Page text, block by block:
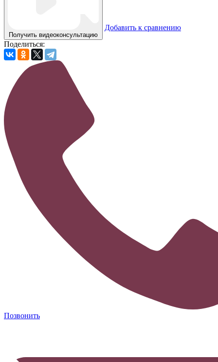
Получить видеоконсультацию
Добавить к сравнению
Поделиться:
Позвонить